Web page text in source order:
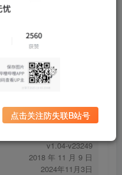
看网站顶部解压运
统一解压密码：
UC下载
48.1GB
v1.04-v23249
2018 年 11 月 9 日
2024年11月3日
点击关注防失联B站号